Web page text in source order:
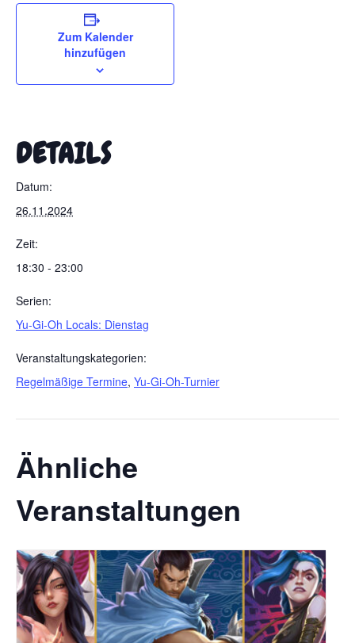
Zum Kalender
hinzufügen
DETAILS
Datum:
26.11.2024
Zeit:
18:30 - 23:00
Serien:
Yu-Gi-Oh Locals: Dienstag
Veranstaltungskategorien:
Regelmäßige Termine, Yu-Gi-Oh-Turnier
Ähnliche
Veranstaltungen